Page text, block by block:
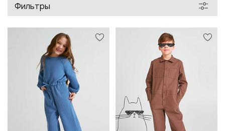
Фильтры
Быстрый просмотр Быстрый просмотр